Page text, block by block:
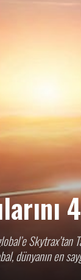
dünyanın en